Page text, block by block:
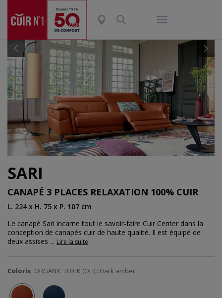
Previous Next
SARI
CANAPÉ 3 PLACES RELAXATION 100% CUIR
L. 224 x H. 75 x P. 107 cm
Le canapé Sari incarne tout le savoir-faire Cuir Center dans la
conception de canapés cuir de haute qualité. Il est équipé de
deux assises ... Lire la suite
Coloris ORGANIC THICK (OH) : Dark amber